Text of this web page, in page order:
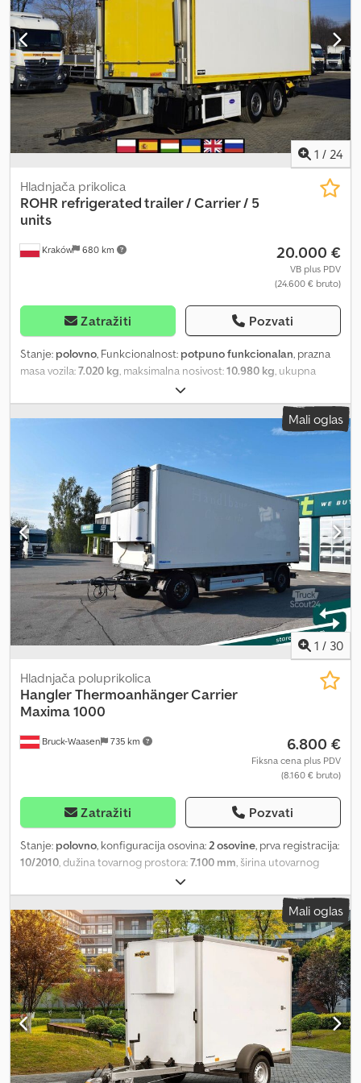
težina: 7.090 kg Dkedpszmv Afefx Apber Nosivost: 10.910 kg 2 JOST
osovine Električno-dizel rashladna jedinica Carrier Supra 850
Unutrašnje dimenzije: Dužina: 725 cm Širina: 249 cm Visina: 244 cm
Zadnji deo se zatvara pomoću podizne platforme Platforma Bär
2500 kg Vizuelno i tehničko stanje je veoma dobro. Na
raspolaganju 5 identičnih prikolica.
1 / 24
Kraków 680 km
Hladnjača prikolica
ROHR refrigerated trailer / Carrier / 5
units
20.000 €
VB plus PDV
(24.600 € bruto)
Zatražiti Pozvati
Stanje: polovno, Funkcionalnost: potpuno funkcionalan, prazna
masa vozila:7.020 kg, maksimalna nosivost:10.980 kg, ukupna
, konfiguracija osovina:
tovarnog prostora:7.250 mm, širina utovarnog prostora:2.490
mm, visina tovarnog prostora:2.440 mm, suspencija:vazduh , boja:
hidraulični zadnji
, Rashladna prikolica ROHR / Carrier
Supra 850 / Podizna platforma Bär 2500 kg / 5 jedinica Godina
2018/2019 Tehnički podaci GVW 18000 kg Težina 7020 kg Nosivost
10980 kg Dsdpfxjzmvz Us Apbokr 2 BPW osovine Električno-dizel
rashladna jedinica Carrier Supra 850 Unutrašnje dimenzije Dužina
725 cm Širina 249 cm Visina 244 cm Zadnji deo je zatvoren
podiznom platformom Platforma Bär 2500 kg Vizuelno i tehničko
stanje je veoma dobro. Dostupno 5 identičnih prikolica
Mali oglas
1 / 30
Bruck-Waasen 735 km
Hladnjača poluprikolica
HanglerThermoanhänger Carrier
Maxima 1000
6.800 €
Fiksna cena plus PDV
(8.160 € bruto)
Zatražiti Pozvati
Stanje: polovno, konfiguracija osovina:2 osovine, prva registracija:
10/2010, dužina tovarnog prostora:7.100 mm, širina utovarnog
, visina tovarnog prostora:
zapremina tovarnog prostora:41 m³, Godina proizvodnje:2010,
Oprema:ABS, Hangler termo-prikolica Carrier Maxima 1, za
nošenje mesa, 4.830 sati Sve na jednom mestu: · Prva registracija:
27.10.2010 · Godina proizvodnje: 2010 · Broj radnih sati dizel motora:
4.830 sati · Boja: Bela · Sopa sopstvena težina: 5.750 kg · Unutrašnje
dimenzije: cca 7,10 x 2.460 x 2.400 mm (D x Š x V) · Gume: 385/65 R
22,5 · Napomena: Odmah dostupna Posebna oprema: · Carrier
Maxima 1 agregat (dizel / električni) · Datta Cold 250 zapisivač
temperature · Nadogradnja Weimann · Nosivi sistem za meso (5
traka) · Držač rezervnog točka sa rezervnim točkom · Kutija za alat ·
Uzdužno podesiva vučna šipka Standardna oprema: · 2 osovine ·
Mali oglas